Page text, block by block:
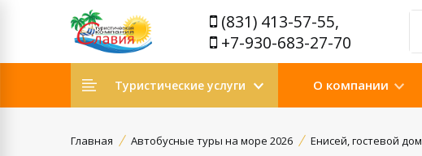
(831) 413-57-55,
+7-930-683-27-70
Туристические услуги О компании
Главная Автобусные туры на море 2026 Енисей, гостевой дом